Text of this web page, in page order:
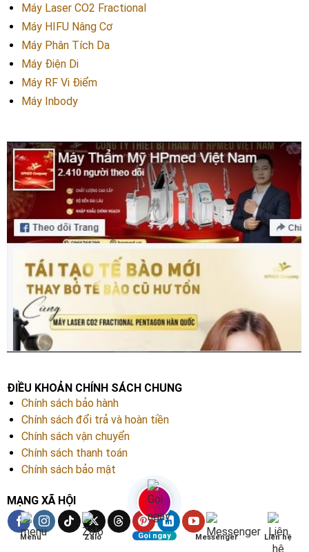
Máy Laser CO2 Fractional
Máy HIFU Nâng Cơ
Máy Phân Tích Da
Máy Điện Di
Máy RF Vi Điểm
Máy Inbody
ĐIỀU KHOẢN CHÍNH SÁCH CHUNG
Chính sách bảo hành
Chính sách đổi trả và hoàn tiền
Chính sách vận chuyển
Chính sách thanh toán
Chính sách bảo mật
MẠNG XÃ HỘI
Menu Zalo Gọi ngay Messenger Liên hệ